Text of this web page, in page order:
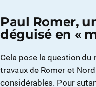
Paul Romer,
déguisé en «
Cela pose la question du
travaux de Romer et
considérables. Pour